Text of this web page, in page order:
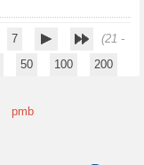
7
(21 -
50 100 200
pmb